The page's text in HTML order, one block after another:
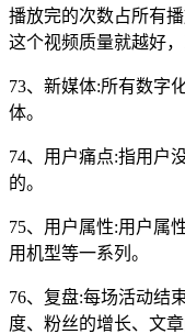
播放完的次数占所有
这个视频质量就越好
73、新媒体:所有数字
体。
74、用户痛点:指用户
的。
75、用户属性:用户属
用机型等一系列。
76、复盘:每场活动结
度、粉丝的增长、文